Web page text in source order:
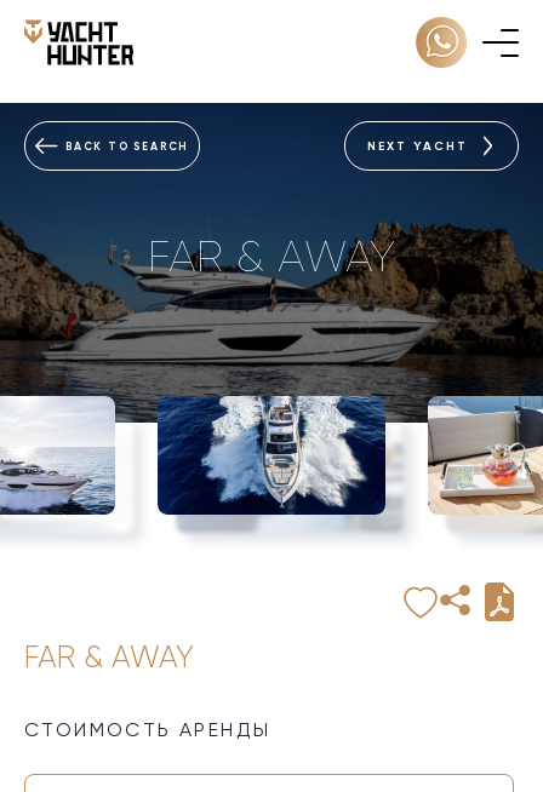
BACK TO SEARCH NEXT YACHT
FAR & AWAY
FAR & AWAY
СТОИМОСТЬ АРЕНДЫ